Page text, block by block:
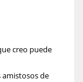
creo puede
amistosos de